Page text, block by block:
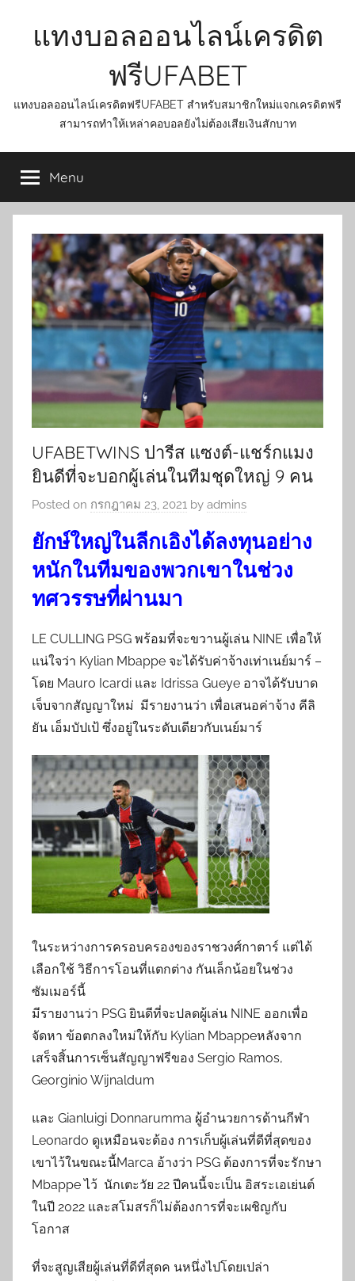
แทงบอลออนไลน์เครดิต
ฟรีUFABET
แทงบอลออนไลน์เครดิตฟรีUFABET สำหรับสมาชิกใหม่แจกเครดิตฟรี
สามารถทำให้เหล่าคอบอลยังไม่ต้องเสียเงินสักบาท
Menu
UFABETWINS ปารีส แซงต์-แชร์กแมง
ยินดีที่จะบอกผู้เล่นในทีมชุดใหญ่ 9 คน
Posted on กรกฎาคม 23, 2021 by admins
ยักษ์ใหญ่ในลีกเอิงได้ลงทุนอย่าง
หนักในทีมของพวกเขาในช่วง
ทศวรรษที่ผ่านมา
LE CULLING PSG พร้อมที่จะขวานผู้เล่น NINE เพื่อให้
แน่ใจว่า Kylian Mbappe จะได้รับค่าจ้างเท่าเนย์มาร์ –
โดย Mauro Icardi และ Idrissa Gueye อาจได้รับบาด
เจ็บจากสัญญาใหม่ มีรายงานว่า เพื่อเสนอค่าจ้าง คีลิ
ยัน เอ็มบัปเป้ ซึ่งอยู่ในระดับเดียวกับเนย์มาร์
ในระหว่างการครอบครองของราชวงศ์กาตาร์ แต่ได้
เลือกใช้ วิธีการโอนที่แตกต่าง กันเล็กน้อยในช่วง
ซัมเมอร์นี้
มีรายงานว่า PSG ยินดีที่จะปลดผู้เล่น NINE ออกเพื่อ
จัดหา ข้อตกลงใหม่ให้กับ Kylian Mbappeหลังจาก
เสร็จสิ้นการเซ็นสัญญาฟรีของ Sergio Ramos,
Georginio Wijnaldum
และ Gianluigi Donnarumma ผู้อำนวยการด้านกีฬา
Leonardo ดูเหมือนจะต้อง การเก็บผู้เล่นที่ดีที่สุดของ
เขาไว้ในขณะนี้Marca อ้างว่า PSG ต้องการที่จะรักษา
Mbappe ไว้ นักเตะวัย 22 ปีคนนี้จะเป็น อิสระเอเย่นต์
ในปี 2022 และสโมสรก็ไม่ต้องการที่จะเผชิญกับ
โอกาส
ที่จะสูญเสียผู้เล่นที่ดีที่สุดค นหนึ่งไปโดยเปล่า